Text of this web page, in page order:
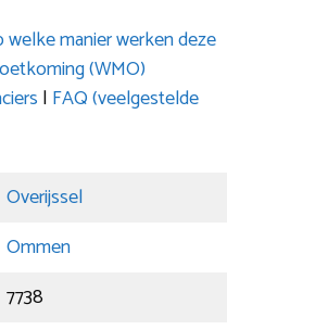
welke manier werken deze
(WMO)
| FAQ (veelgestelde
Overijssel
Ommen
7738